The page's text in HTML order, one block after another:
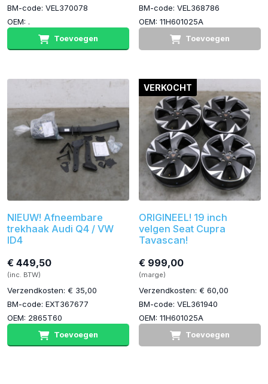
BM-code: VEL370078
OEM: .
Toevoegen
BM-code: VEL368786
OEM: 11H601025A
Toevoegen
NIEUW! Afneembare
trekhaak Audi Q4 / VW
ID4
€ 449,50
(inc. BTW)
Verzendkosten: € 35,00
BM-code: EXT367677
OEM: 2865T60
Toevoegen
VERKOCHT
ORIGINEEL! 19 inch
velgen Seat Cupra
Tavascan!
€ 999,00
(marge)
Verzendkosten: € 60,00
BM-code: VEL361940
OEM: 11H601025A
Toevoegen